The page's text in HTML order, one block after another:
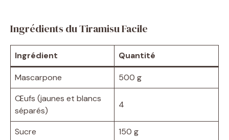
Ingrédients du Tiramisu Facile
Ingrédient Quantité
Mascarpone
500 g
Œufs (jaunes et blancs
séparés)
4
Sucre
150 g